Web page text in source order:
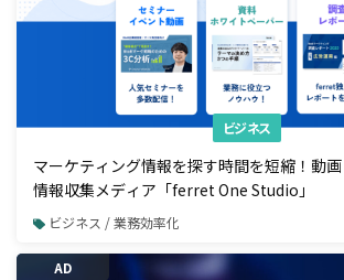
ビジネス
マーケティング情報を探す時間を短縮！動
情報収集メディア「ferret One Studio」
ビジネス / 業務効率化
AD